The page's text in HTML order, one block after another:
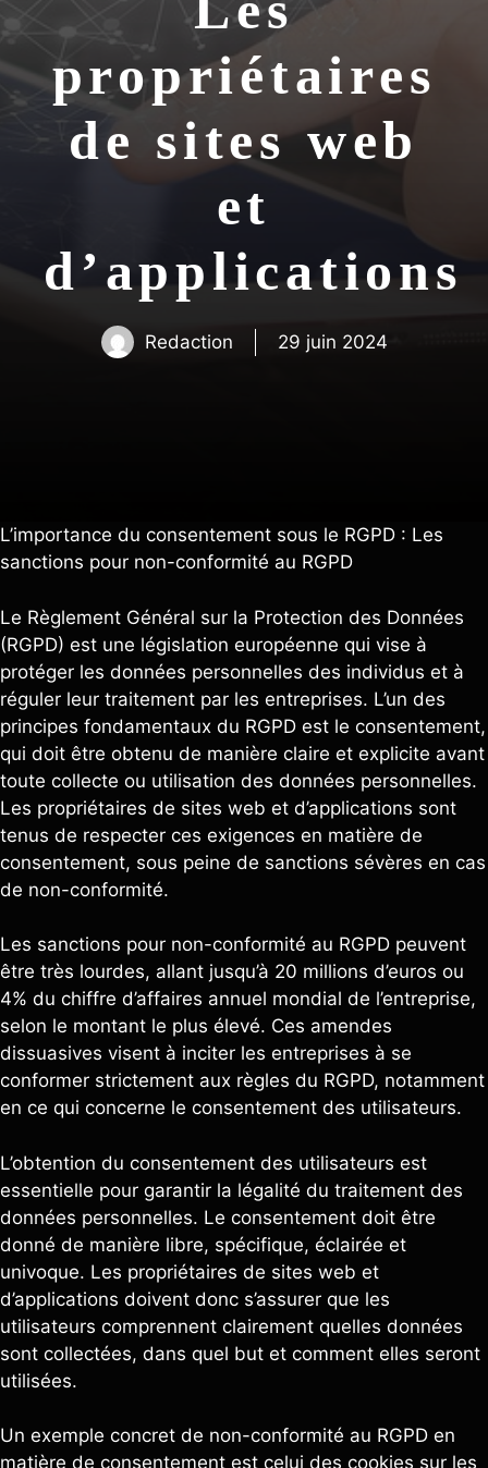
propriétaires
de sites web
et
d’applications
Redaction 29 juin 2024
L’importance du consentement sous le RGPD : Les
sanctions pour non-conformité au RGPD
Le Règlement Général sur la Protection des Données
(RGPD) est une législation européenne qui vise à
protéger les données personnelles des individus et à
réguler leur traitement par les entreprises. L’un des
principes fondamentaux du RGPD est le consentement,
qui doit être obtenu de manière claire et explicite avant
toute collecte ou utilisation des données personnelles.
Les propriétaires de sites web et d’applications sont
tenus de respecter ces exigences en matière de
consentement, sous peine de sanctions sévères en cas
de non-conformité.
Les sanctions pour non-conformité au RGPD peuvent
être très lourdes, allant jusqu’à 20 millions d’euros ou
4% du chiffre d’affaires annuel mondial de l’entreprise,
selon le montant le plus élevé. Ces amendes
dissuasives visent à inciter les entreprises à se
conformer strictement aux règles du RGPD, notamment
en ce qui concerne le consentement des utilisateurs.
L’obtention du consentement des utilisateurs est
essentielle pour garantir la légalité du traitement des
données personnelles. Le consentement doit être
donné de manière libre, spécifique, éclairée et
univoque. Les propriétaires de sites web et
d’applications doivent donc s’assurer que les
utilisateurs comprennent clairement quelles données
sont collectées, dans quel but et comment elles seront
utilisées.
Un exemple concret de non-conformité au RGPD en
matière de consentement est celui des cookies sur les